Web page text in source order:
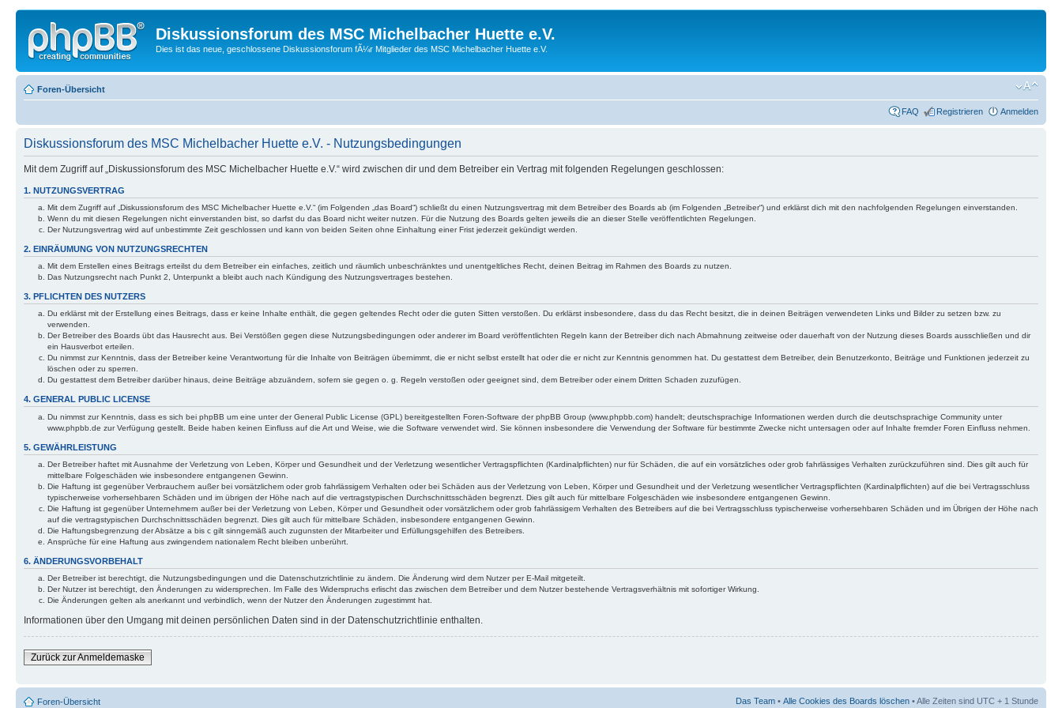
Diskussionsforum des MSC Michelbacher Huette e.V.
Dies ist das neue, geschlossene Diskussionsforum fÃ¼r Mitglieder des MSC Michelbacher Huette e.V.
Foren-Übersicht
FAQ Registrieren Anmelden
Diskussionsforum des MSC Michelbacher Huette e.V. - Nutzungsbedingungen
Mit dem Zugriff auf „Diskussionsforum des MSC Michelbacher Huette e.V.“ wird zwischen dir und dem Betreiber ein Vertrag mit folgenden Regelungen geschlossen:
1. NUTZUNGSVERTRAG
Mit dem Zugriff auf „Diskussionsforum des MSC Michelbacher Huette e.V.“ (im Folgenden „das Board“) schließt du einen Nutzungsvertrag mit dem Betreiber des Boards ab (im Folgenden „Betreiber“) und erklärst dich mit den nachfolgenden Regelungen einverstanden.
Wenn du mit diesen Regelungen nicht einverstanden bist, so darfst du das Board nicht weiter nutzen. Für die Nutzung des Boards gelten jeweils die an dieser Stelle veröffentlichten Regelungen.
Der Nutzungsvertrag wird auf unbestimmte Zeit geschlossen und kann von beiden Seiten ohne Einhaltung einer Frist jederzeit gekündigt werden.
2. EINRÄUMUNG VON NUTZUNGSRECHTEN
Mit dem Erstellen eines Beitrags erteilst du dem Betreiber ein einfaches, zeitlich und räumlich unbeschränktes und unentgeltliches Recht, deinen Beitrag im Rahmen des Boards zu nutzen.
Das Nutzungsrecht nach Punkt 2, Unterpunkt a bleibt auch nach Kündigung des Nutzungsvertrages bestehen.
3. PFLICHTEN DES NUTZERS
Du erklärst mit der Erstellung eines Beitrags, dass er keine Inhalte enthält, die gegen geltendes Recht oder die guten Sitten verstoßen. Du erklärst insbesondere, dass du das Recht besitzt, die in deinen Beiträgen verwendeten Links und Bilder zu setzen bzw. zu
verwenden.
Der Betreiber des Boards übt das Hausrecht aus. Bei Verstößen gegen diese Nutzungsbedingungen oder anderer im Board veröffentlichten Regeln kann der Betreiber dich nach Abmahnung zeitweise oder dauerhaft von der Nutzung dieses Boards ausschließen und dir
ein Hausverbot erteilen.
Du nimmst zur Kenntnis, dass der Betreiber keine Verantwortung für die Inhalte von Beiträgen übernimmt, die er nicht selbst erstellt hat oder die er nicht zur Kenntnis genommen hat. Du gestattest dem Betreiber, dein Benutzerkonto, Beiträge und Funktionen jederzeit zu
löschen oder zu sperren.
Du gestattest dem Betreiber darüber hinaus, deine Beiträge abzuändern, sofern sie gegen o. g. Regeln verstoßen oder geeignet sind, dem Betreiber oder einem Dritten Schaden zuzufügen.
4. GENERAL PUBLIC LICENSE
Du nimmst zur Kenntnis, dass es sich bei phpBB um eine unter der General Public License (GPL) bereitgestellten Foren-Software der phpBB Group (www.phpbb.com) handelt; deutschsprachige Informationen werden durch die deutschsprachige Community unter
www.phpbb.de zur Verfügung gestellt. Beide haben keinen Einfluss auf die Art und Weise, wie die Software verwendet wird. Sie können insbesondere die Verwendung der Software für bestimmte Zwecke nicht untersagen oder auf Inhalte fremder Foren Einfluss nehmen.
5. GEWÄHRLEISTUNG
Der Betreiber haftet mit Ausnahme der Verletzung von Leben, Körper und Gesundheit und der Verletzung wesentlicher Vertragspflichten (Kardinalpflichten) nur für Schäden, die auf ein vorsätzliches oder grob fahrlässiges Verhalten zurückzuführen sind. Dies gilt auch für
mittelbare Folgeschäden wie insbesondere entgangenen Gewinn.
Die Haftung ist gegenüber Verbrauchern außer bei vorsätzlichem oder grob fahrlässigem Verhalten oder bei Schäden aus der Verletzung von Leben, Körper und Gesundheit und der Verletzung wesentlicher Vertragspflichten (Kardinalpflichten) auf die bei Vertragsschluss
typischerweise vorhersehbaren Schäden und im übrigen der Höhe nach auf die vertragstypischen Durchschnittsschäden begrenzt. Dies gilt auch für mittelbare Folgeschäden wie insbesondere entgangenen Gewinn.
Die Haftung ist gegenüber Unternehmern außer bei der Verletzung von Leben, Körper und Gesundheit oder vorsätzlichem oder grob fahrlässigem Verhalten des Betreibers auf die bei Vertragsschluss typischerweise vorhersehbaren Schäden und im Übrigen der Höhe nach
auf die vertragstypischen Durchschnittsschäden begrenzt. Dies gilt auch für mittelbare Schäden, insbesondere entgangenen Gewinn.
Die Haftungsbegrenzung der Absätze a bis c gilt sinngemäß auch zugunsten der Mitarbeiter und Erfüllungsgehilfen des Betreibers.
Ansprüche für eine Haftung aus zwingendem nationalem Recht bleiben unberührt.
6. ÄNDERUNGSVORBEHALT
Der Betreiber ist berechtigt, die Nutzungsbedingungen und die Datenschutzrichtlinie zu ändern. Die Änderung wird dem Nutzer per E-Mail mitgeteilt.
Der Nutzer ist berechtigt, den Änderungen zu widersprechen. Im Falle des Widerspruchs erlischt das zwischen dem Betreiber und dem Nutzer bestehende Vertragsverhältnis mit sofortiger Wirkung.
Die Änderungen gelten als anerkannt und verbindlich, wenn der Nutzer den Änderungen zugestimmt hat.
Informationen über den Umgang mit deinen persönlichen Daten sind in der Datenschutzrichtlinie enthalten.
Zurück zur Anmeldemaske
Foren-Übersicht Das Team • Alle Cookies des Boards löschen • Alle Zeiten sind UTC + 1 Stunde